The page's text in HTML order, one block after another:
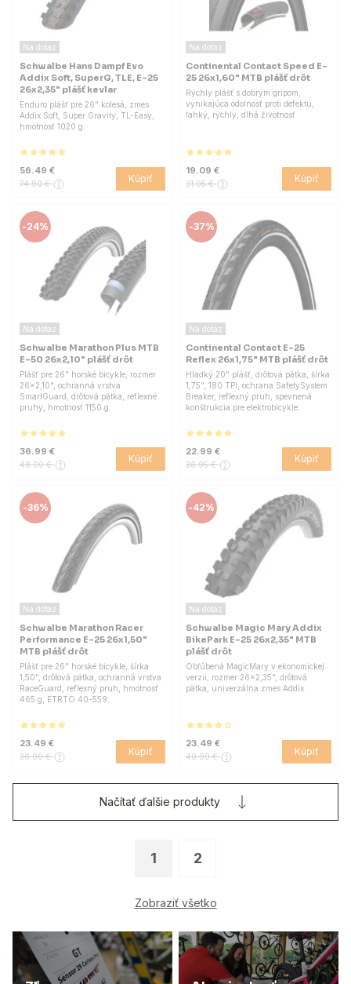
Na dotaz
Schwalbe Hans Dampf Evo
Addix Soft, SuperG, TLE, E-25
26x2,35" plášť kevlar
Enduro plášť pre 26" kolesá, zmes
Addix Soft, Super Gravity, TL-Easy,
hmotnosť 1020 g.
56.49 €
74.90 € Kúpiť
Na dotaz
Continental Contact Speed E-
25 26x1,60" MTB plášť drôt
Rýchly plášť s dobrým gripom,
vynikajúca odolnosť proti defektu,
ľahký, rýchly, dlhá životnosť
19.09 €
31.95 € Kúpiť
-24%
Na dotaz
Schwalbe Marathon Plus MTB
E-50 26x2,10" plášť drôt
Plášť pre 26" horské bicykle, rozmer
26x2,10", ochranná vrstva
SmartGuard, drôtová pätka, reflexné
pruhy, hmotnosť 1150 g.
36.99 €
48.90 € Kúpiť
-37%
Na dotaz
Continental Contact E-25
Reflex 26x1,75" MTB plášť drôt
Hladký 20" plášť, drôtová pätka, šírka
1,75", 180 TPI, ochrana SafetySystem
Breaker, reflexný pruh, spevnená
konštrukcia pre elektrobicykle.
22.99 €
36.95 € Kúpiť
-36%
Na dotaz
Schwalbe Marathon Racer
Performance E-25 26x1,50"
MTB plášť drôt
Plášť pre 26" horské bicykle, šírka
1,50", drôtová pätka, ochranná vrstva
RaceGuard, reflexný pruh, hmotnosť
465 g, ETRTO 40-559.
23.49 €
36.90 € Kúpiť
-42%
Na dotaz
Schwalbe Magic Mary Addix
BikePark E-25 26x2,35" MTB
plášť drôt
Obľúbená MagicMary v ekonomickej
verzii, rozmer 26x2,35", drôtová
pätka, univerzálna zmes Addix.
23.49 €
40.90 € Kúpiť
1 2
Zobraziť všetko
Načítať ďalšie produkty